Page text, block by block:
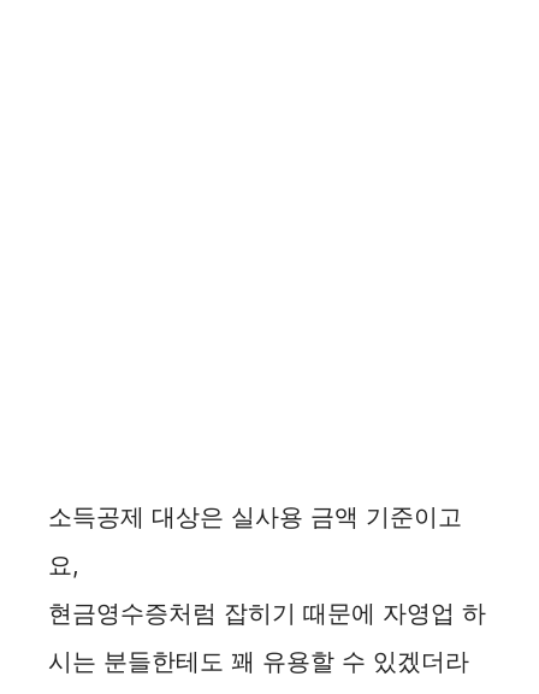
소득공제 대상은 실사용 금액 기준이고
요,
현금영수증처럼 잡히기 때문에 자영업 하
시는 분들한테도 꽤 유용할 수 있겠더라